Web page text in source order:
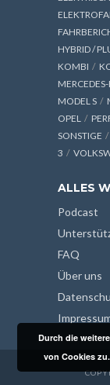
HYBRID /
KOMBI
MODEL S
OPEL
SONSTIGE
3
ALLES
Podcast
FAQ
Über uns
Durch die
von Cookies